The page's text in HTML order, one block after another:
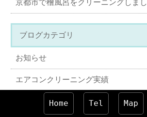
京都市で檜風呂をクリーニングしま
ブログカテゴリ
お知らせ
エアコンクリーニング実績
ハウスクリーニング実績
Home Tel Map